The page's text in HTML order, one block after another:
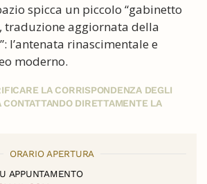
spicca un piccolo “gabinetto
traduzione aggiornata della
l’antenata rinascimentale e
moderno.
LA CORRISPONDENZA DEGLI
CONTATTANDO DIRETTAMENTE LA
ORARIO APERTURA
APPUNTAMENTO